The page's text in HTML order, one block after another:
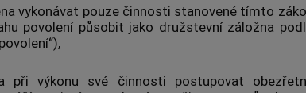
vykonávat pouze činnosti stanovené tímto
povolení působit jako družstevní záložna
při výkonu své činnosti postupovat